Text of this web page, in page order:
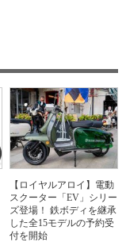
【ロイヤルアロイ】電動
スクーター「EV」シリー
ズ登場！ 鉄ボディを継承
した全15モデルの予約受
付を開始